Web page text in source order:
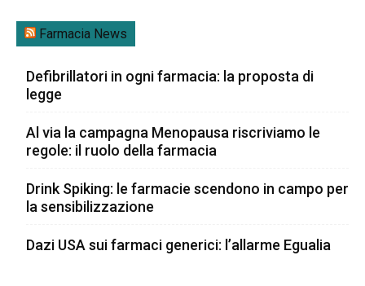
Farmacia News
Defibrillatori in ogni farmacia: la proposta di
legge
Al via la campagna Menopausa riscriviamo le
regole: il ruolo della farmacia
Drink Spiking: le farmacie scendono in campo per
la sensibilizzazione
Dazi USA sui farmaci generici: l’allarme Egualia